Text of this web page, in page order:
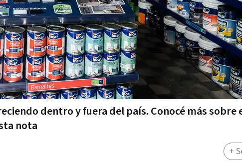
dentro y fuera del país. Conocé más sobre
nota
+